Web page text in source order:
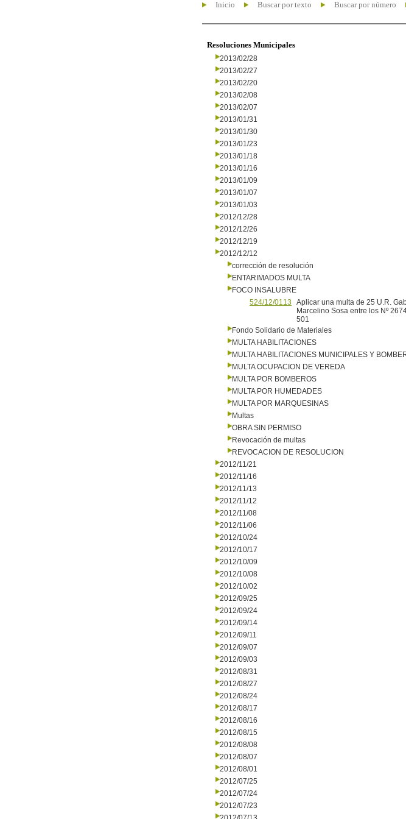
Inicio Buscar por texto Buscar por número
Resoluciones Municipales
2013/02/28
2013/02/27
2013/02/20
2013/02/08
2013/02/07
2013/01/31
2013/01/30
2013/01/23
2013/01/18
2013/01/16
2013/01/09
2013/01/07
2013/01/03
2012/12/28
2012/12/26
2012/12/19
2012/12/12
corrección de resolución
ENTARIMADOS MULTA
FOCO INSALUBRE
524/12/0113
Aplicar una multa de 25 U.R.
Marcelino Sosa entre los Nº
501
Fondo Solidario de Materiales
MULTA HABILITACIONES
MULTA HABILITACIONES MUNICIPALES Y
MULTA OCUPACION DE VEREDA
MULTA POR BOMBEROS
MULTA POR HUMEDADES
MULTA POR MARQUESINAS
Multas
OBRA SIN PERMISO
Revocación de multas
REVOCACION DE RESOLUCION
2012/11/21
2012/11/16
2012/11/13
2012/11/12
2012/11/08
2012/11/06
2012/10/24
2012/10/17
2012/10/09
2012/10/08
2012/10/02
2012/09/25
2012/09/24
2012/09/14
2012/09/11
2012/09/07
2012/09/03
2012/08/31
2012/08/27
2012/08/24
2012/08/17
2012/08/16
2012/08/15
2012/08/08
2012/08/07
2012/08/01
2012/07/25
2012/07/24
2012/07/23